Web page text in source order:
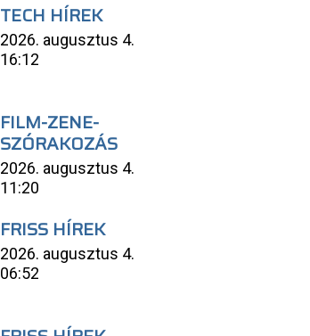
TECH HÍREK
2026. augusztus 4.
16:12
FILM-ZENE-
SZÓRAKOZÁS
2026. augusztus 4.
11:20
FRISS HÍREK
2026. augusztus 4.
06:52